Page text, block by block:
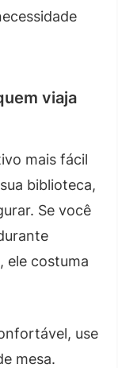
viaja
mais fácil
biblioteca,
Se você
ele costuma
use
mesa.